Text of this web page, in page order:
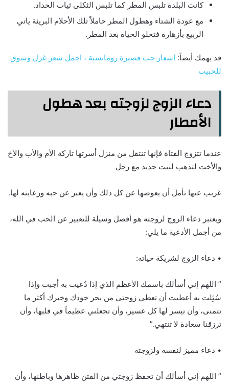
كانت البلدة تلبس المطر كما تلبس الثكلى ثياب الحداد.
مع عودة الشتاء وهطول المطر حاملاً تلك الأحلام البريئة ياتي
الربيع بأزهاره فتحلو الحياة بعد المطر.
قد يهمك أيضاً: اشعار حب قصيرة رومانسية ، اجمل شعر غزل وشوق
للحبيب
دعاء الزوج لزوجته بعد هطول
الأمطار
عندما تتزوج الفتاة فإنها تنتقل من منزل أسرتها تاركة الأم والأب والأخ
والأخت لتذهب لبيت جديد مع رجل
غريب عنها تأمل أن يعوضها عن كل ذلك وأن يعبر عن حبه ورعايته لها.
ويعتبر دعاء الزوج لزوجته هو أفضل وسيلة للتعبير عن الحب في الله،
من أجمل الأدعية ما يلي:
• دعاء الزوج لشريكة حياته:
” اللهم إني أسألك باسمك الأعظم الذي إذا دُعيت به أجبت وإذا
سُئِلت به أعطيت أن تعطي زوجتي من بحر جودك وخيرك أكثر ما
تتمنى، وأن تيسر لها كل عسير، وأن تجعلني عظيماً في قلبها، وأن
ترزقنا سعادة لا تنتهي.”
• دعاء مميز لنفسه ولزوجته
” اللهم إني أسألك أن تحفظ زوجتي من الفتن ظاهرها وباطنها، وأن